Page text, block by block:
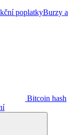
poplatkyBurzy a
Bitcoin hash